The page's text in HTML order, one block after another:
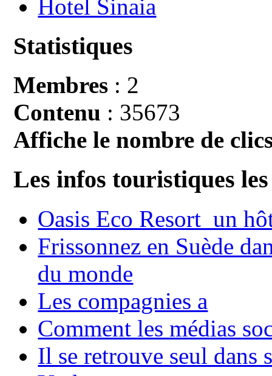
Hotel Sinaia
Statistiques
Membres : 2
Contenu : 35673
Affiche le nombre de
Les infos touristiques
Oasis Eco Resort un
Frissonnez en Suède
du monde
Les compagnies a
Comment les médias
Il se retrouve seul dans